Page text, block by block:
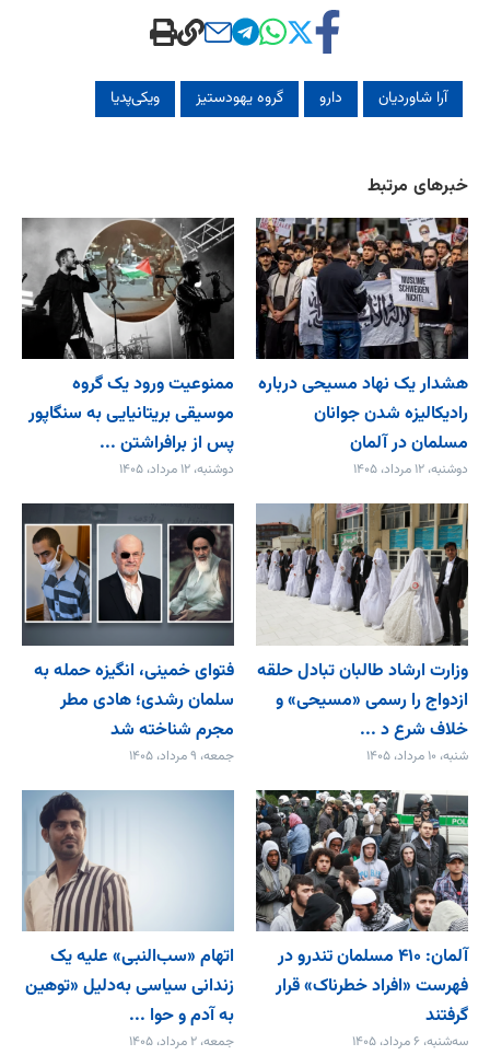
آرا شاوردیان دارو گروه یهودستیز ویکی‌پدیا
خبرهای مرتبط
هشدار یک نهاد مسیحی درباره
رادیکالیزه شدن جوانان
مسلمان در آلمان
دوشنبه، ۱۲ مرداد، ۱۴۰۵
ممنوعیت ورود یک گروه
موسیقی بریتانیایی به سنگاپور
پس از برافراشتن ...
دوشنبه، ۱۲ مرداد، ۱۴۰۵
وزارت ارشاد طالبان تبادل حلقه
ازدواج را رسمی «مسیحی» و
خلاف شرع د ...
شنبه، ۱۰ مرداد، ۱۴۰۵
فتوای خمینی، انگیزه حمله به
سلمان رشدی؛ هادی مطر
مجرم شناخته شد
جمعه، ۹ مرداد، ۱۴۰۵
آلمان: ۴۱۰ مسلمان تندرو در
فهرست «افراد خطرناک» قرار
گرفتند
سه‌شنبه، ۶ مرداد، ۱۴۰۵
اتهام «سب‌النبی» علیه یک
زندانی سیاسی به‌دلیل «توهین
به آدم و حوا ...
جمعه، ۲ مرداد، ۱۴۰۵